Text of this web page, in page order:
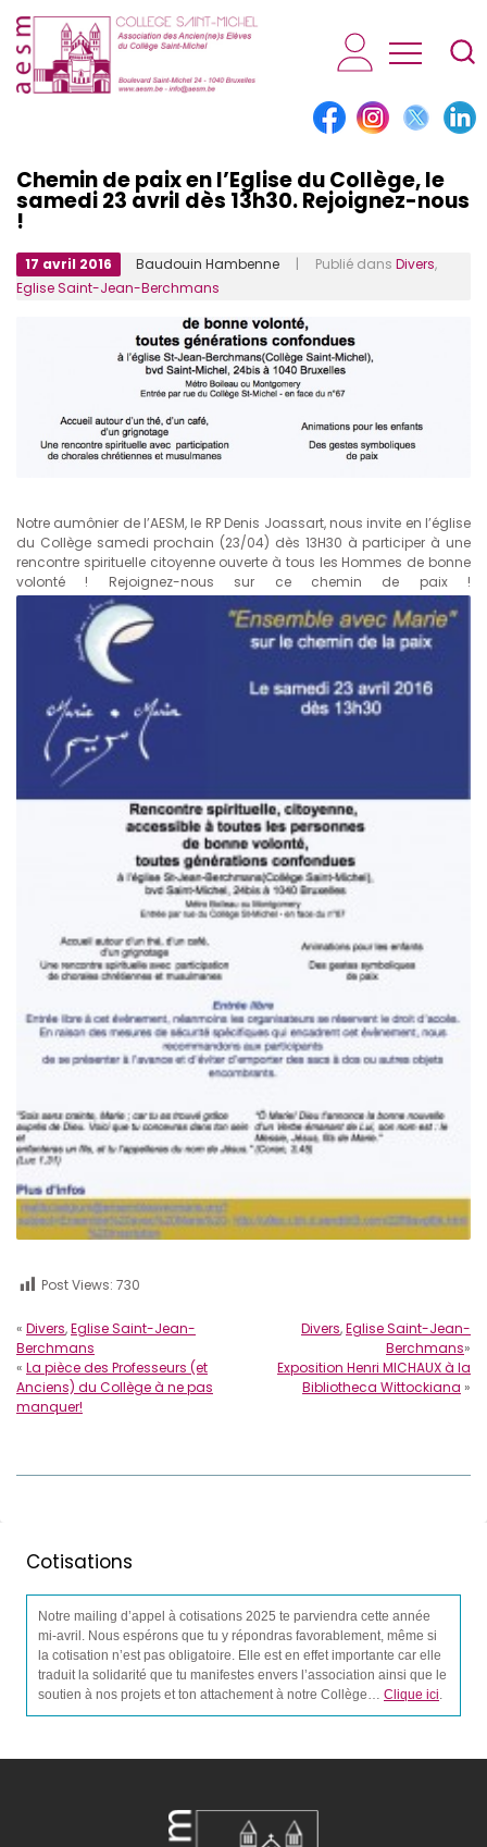
AESM...
Chemin de paix en l’Eglise du Collège, le
samedi 23 avril dès 13h30. Rejoignez-nous
!
17 avril 2016 Baudouin Hambenne | Publié dans Divers,
Eglise Saint-Jean-Berchmans
Notre aumônier de l’AESM, le RP Denis Joassart, nous invite en l’église
du Collège samedi prochain (23/04) dès 13H30 à participer à une
rencontre spirituelle citoyenne ouverte à tous les Hommes de bonne
volonté ! Rejoignez-nous sur ce chemin de paix !
Post Views: 730
« Divers,Eglise Saint-Jean-
Berchmans
« La pièce des Professeurs (et
Anciens) du Collège à ne pas
manquer!
Divers,Eglise Saint-Jean-
Berchmans»
Exposition Henri MICHAUX à la
Bibliotheca Wittockiana »
Cotisations
Notre mailing d’appel à cotisations 2025 te parviendra cette année
mi-avril. Nous espérons que tu y répondras favorablement, même si
la cotisation n’est pas obligatoire. Elle est en effet importante car elle
traduit la solidarité que tu manifestes envers l’association ainsi que le
soutien à nos projets et ton attachement à notre Collège… Clique ici.